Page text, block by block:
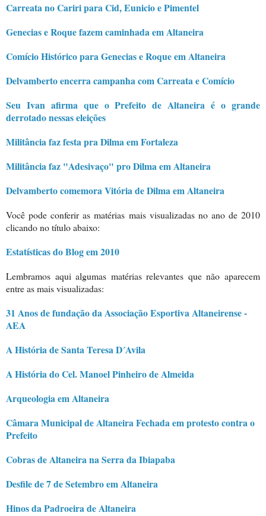
Carreata no Cariri para Cid, Eunicio e Pimentel
Genecias e Roque fazem caminhada em Altaneira
Comício Histórico para Genecias e Roque em Altaneira
Delvamberto encerra campanha com Carreata e Comício
Seu Ivan afirma que o Prefeito de Altaneira é o grande
derrotado nessas eleições
Militância faz festa pra Dilma em Fortaleza
Militância faz "Adesivaço" pro Dilma em Altaneira
Delvamberto comemora Vitória de Dilma em Altaneira
Você pode conferir as matérias mais visualizadas no ano de 2010
clicando no título abaixo:
Estatísticas do Blog em 2010
Lembramos aqui algumas matérias relevantes que não aparecem
entre as mais visualizadas:
31 Anos de fundação da Associação Esportiva Altaneirense -
AEA
A História de Santa Teresa D´Avila
A História do Cel. Manoel Pinheiro de Almeida
Arqueologia em Altaneira
Câmara Municipal de Altaneira Fechada em protesto contra o
Prefeito
Cobras de Altaneira na Serra da Ibiapaba
Desfile de 7 de Setembro em Altaneira
Hinos da Padroeira de Altaneira